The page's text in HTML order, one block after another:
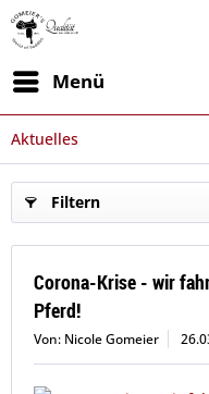
Menü
Aktuelles
Filtern
Corona-Krise - wir
Pferd!
Von: Nicole Gomeier